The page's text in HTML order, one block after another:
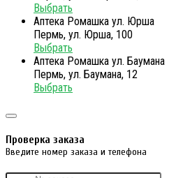
Выбрать
Аптека Ромашка ул. Юрша
Пермь, ул. Юрша, 100
Выбрать
Аптека Ромашка ул. Баумана
Пермь, ул. Баумана, 12
Выбрать
Проверка заказа
Введите номер заказа и телефона